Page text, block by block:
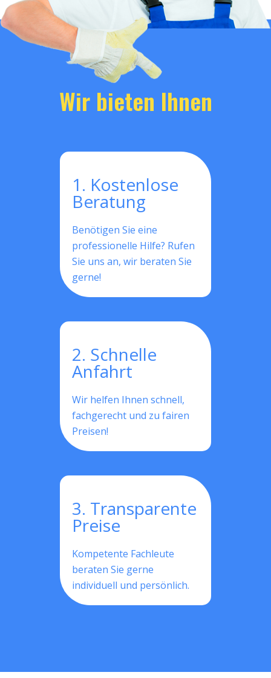
Wir bieten Ihnen
1. Kostenlose
Beratung
Benötigen Sie eine
professionelle Hilfe? Rufen
Sie uns an, wir beraten Sie
gerne!
2. Schnelle
Anfahrt
Wir helfen Ihnen schnell,
fachgerecht und zu fairen
Preisen!
3. Transparente
Preise
Kompetente Fachleute
beraten Sie gerne
individuell und persönlich.